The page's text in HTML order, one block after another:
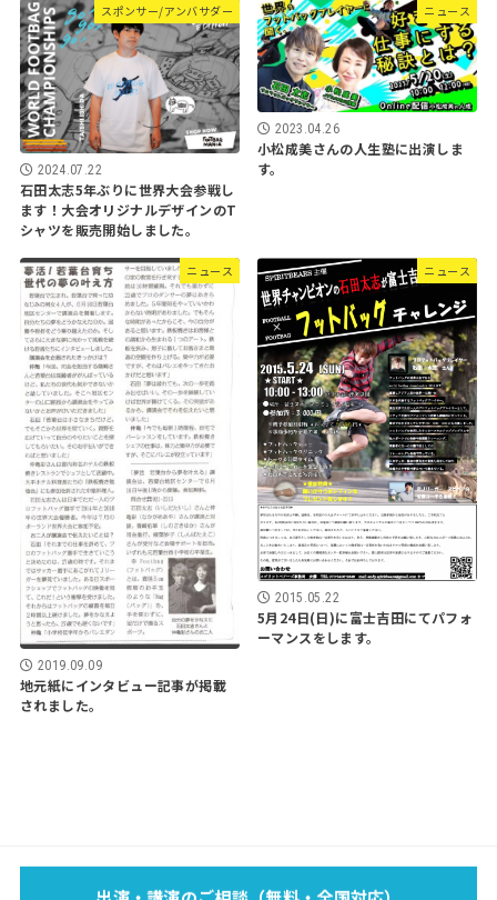
スポンサー/アンバサダー
2024.07.22
石田太志5年ぶりに世界大会参戦し
ます！大会オリジナルデザインのT
シャツを販売開始しました。
ニュース
2023.04.26
小松成美さんの人生塾に出演しま
す。
ニュース
2019.09.09
地元紙にインタビュー記事が掲載
されました。
ニュース
2015.05.22
5月24日(日)に富士吉田にてパフォ
ーマンスをします。